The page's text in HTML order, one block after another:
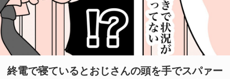
終電で寝ているとおじさんの頭を手でスパァー